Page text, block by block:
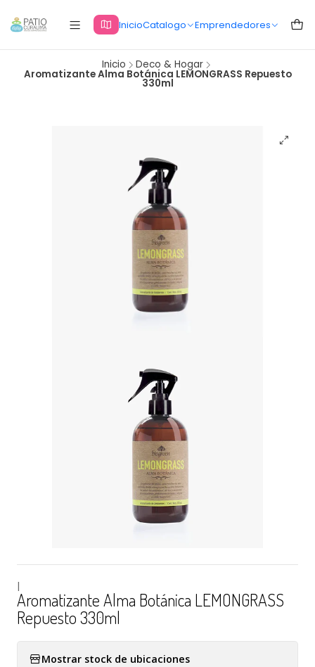
InicioCatalogo Emprendedores
Inicio Deco & Hogar
Aromatizante Alma Botánica LEMONGRASS Repuesto
330ml
Aromatizante Alma Botánica LEMONGRASS
Repuesto 330ml
Mostrar stock de ubicaciones